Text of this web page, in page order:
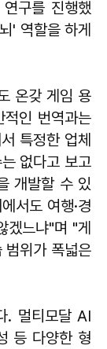
구를 진행했
' 역할을 하게
온갖 게임 용
적인 번역과는
특정한 업체
없다고 보고
개발할 수 있
서도 여행·경
겠느냐"며 "게
범위가 폭넓은
. 멀티모달 AI
등 다양한 형